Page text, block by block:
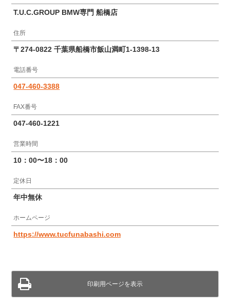
T.U.C.GROUP BMW専門 船橋店
住所
〒274-0822 千葉県船橋市飯山満町1-1398-13
電話番号
047-460-3388
FAX番号
047-460-1221
営業時間
10：00〜18：00
定休日
年中無休
ホームページ
https://www.tucfunabashi.com
印刷用ページを表示